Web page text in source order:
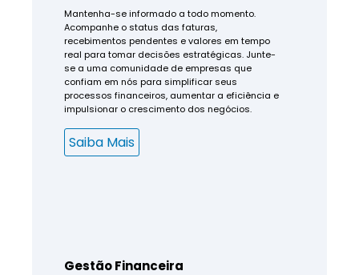
Mantenha-se informado a todo momento.
Acompanhe o status das faturas,
recebimentos pendentes e valores em tempo
real para tomar decisões estratégicas. Junte-
se a uma comunidade de empresas que
confiam em nós para simplificar seus
processos financeiros, aumentar a eficiência e
impulsionar o crescimento dos negócios.
Saiba Mais
Gestão Financeira